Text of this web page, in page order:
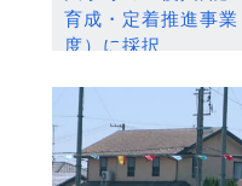
育成・定着推進事
度）に採択